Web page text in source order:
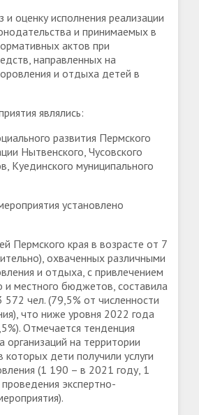
и оценку исполнения реализации
и принимаемых в
актов при
направленных на
и отдыха детей в
являлись:
развития Пермского
Нытвенского, Чусовского
Куединского муниципального
установлено
Пермского края в возрасте от 7
охваченных различными
и отдыха, с привлечением
и местного бюджетов, составила
чел. (79,5% от численности
что ниже уровня 2022 года
Отмечается тенденция
организаций на территории
которых дети получили услуги
(1 190 – в 2021 году, 1
экспертно-